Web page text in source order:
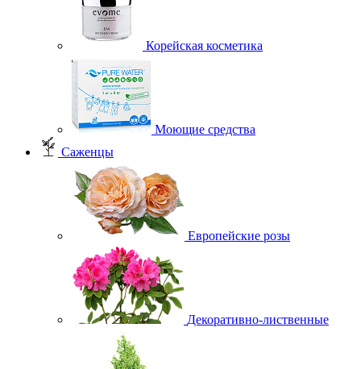
Корейская косметика
Моющие средства
Саженцы
Европейские розы
Декоративно-лиственные